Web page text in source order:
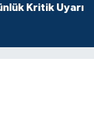
Kritik Uyarı